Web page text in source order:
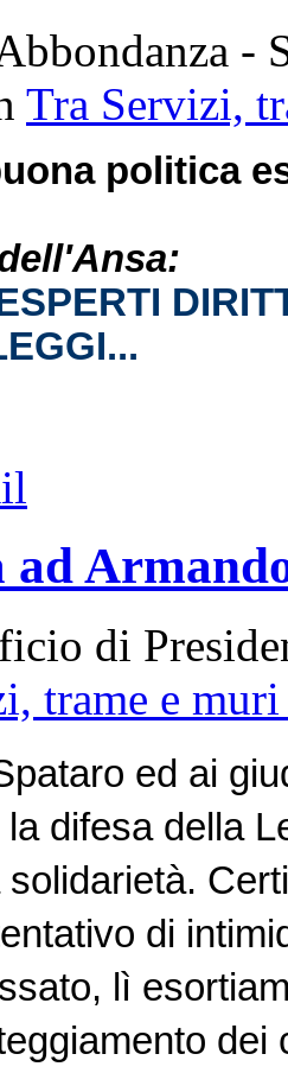
-
Tra Servizi,
politica
ad
di
trame e
ed ai
difesa della
di
lì
dei